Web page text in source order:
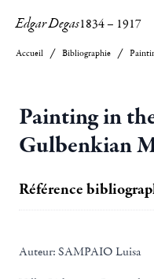
Edgar Degas1834– 1917
Accueil Bibliographie
Painting in
Gulbenkian
Référence
Auteur: SAMPAIO Luisa